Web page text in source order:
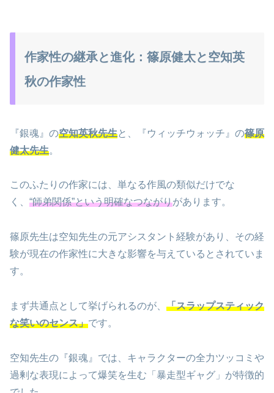
作家性の継承と進化：篠原健太と空知英
秋の作家性
『銀魂』の空知英秋先生と、『ウィッチウォッチ』の篠原
健太先生。
このふたりの作家には、単なる作風の類似だけでな
く、 “師弟関係”という明確なつながりがあります。
篠原先生は空知先生の元アシスタント経験があり、その経
験が現在の作家性に大きな影響を与えているとされていま
す。
まず共通点として挙げられるのが、 「スラップスティック
な笑いのセンス」です。
空知先生の『銀魂』では、キャラクターの全力ツッコミや
過剰な表現によって爆笑を生む「暴走型ギャグ」が特徴的